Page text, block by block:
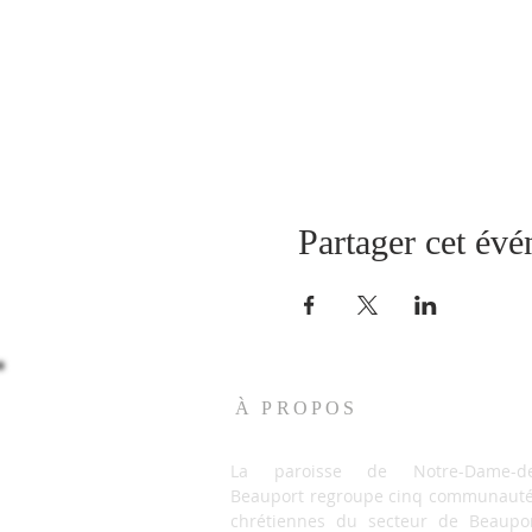
Partager cet
À PROPOS
La paroisse de Notre-Dame-
Beauport regroupe cinq
chrétiennes du secteur de